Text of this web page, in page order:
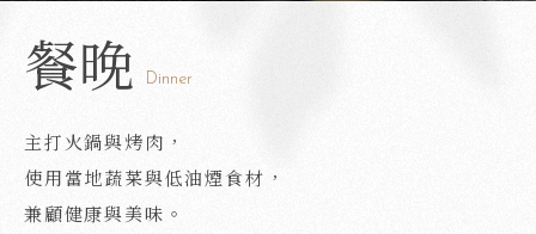
晚餐 Dinner
主打火鍋與烤肉，
使用當地蔬菜與低油煙食材，
兼顧健康與美味。